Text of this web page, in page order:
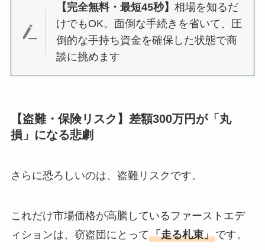
【完全無料・最短45秒】相場を知るだ
けでもOK。面倒な手続きを省いて、圧
倒的な手持ち資金を確保した状態で商
談に挑めます
【盗難・保険リスク】差額300万円が「丸
損」になる悲劇
さらに恐ろしいのは、盗難リスクです。
これだけ市場価格が高騰しているファーストエデ
ィションは、窃盗団にとって「走る札束」です。